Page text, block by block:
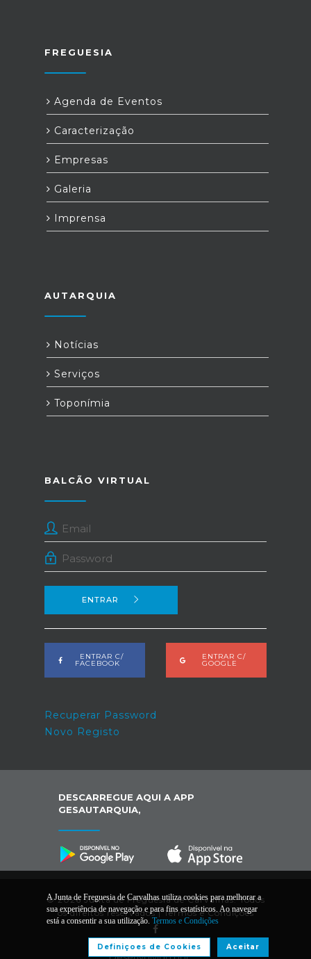
FREGUESIA
Agenda de Eventos
Caracterização
Empresas
Galeria
Imprensa
AUTARQUIA
Notícias
Serviços
Toponímia
BALCÃO VIRTUAL
ENTRAR
ENTRAR C/
FACEBOOK
ENTRAR C/
GOOGLE
Recuperar Password
Novo Registo
DESCARREGUE AQUI A APP
GESAUTARQUIA,
© 2026 Junta de Freguesia de Carvalhas. Todos
os direitos reservados |Termos e Condições
Desenvolvido por:
A Junta de Freguesia de Carvalhas utiliza cookies para melhorar a
sua experiência de navegação e para fins estatísticos. Ao navegar
está a consentir a sua utilização. Termos e Condições
Aceitar
Definiçoes de Cookies